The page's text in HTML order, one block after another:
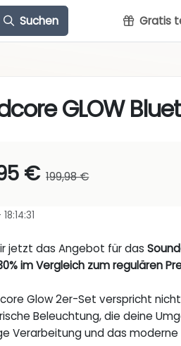
Suchen Gratis
GLOW
€ 199,98 €
jetzt das Angebot für das
im Vergleich zum regulären
Glow 2er-Set verspricht
Beleuchtung, die deine
Verarbeitung und das moderne